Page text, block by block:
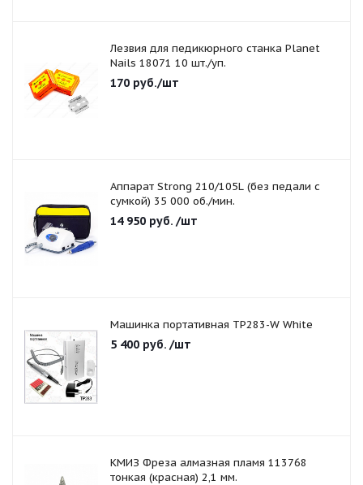
Лезвия для педикюрного станка Planet
Nails 18071 10 шт./уп.
170 руб./шт
Аппарат Strong 210/105L (без педали с
сумкой) 35 000 об./мин.
14 950 руб. /шт
Машинка портативная TP283-W White
5 400 руб. /шт
КМИЗ Фреза алмазная пламя 113768
тонкая (красная) 2,1 мм.